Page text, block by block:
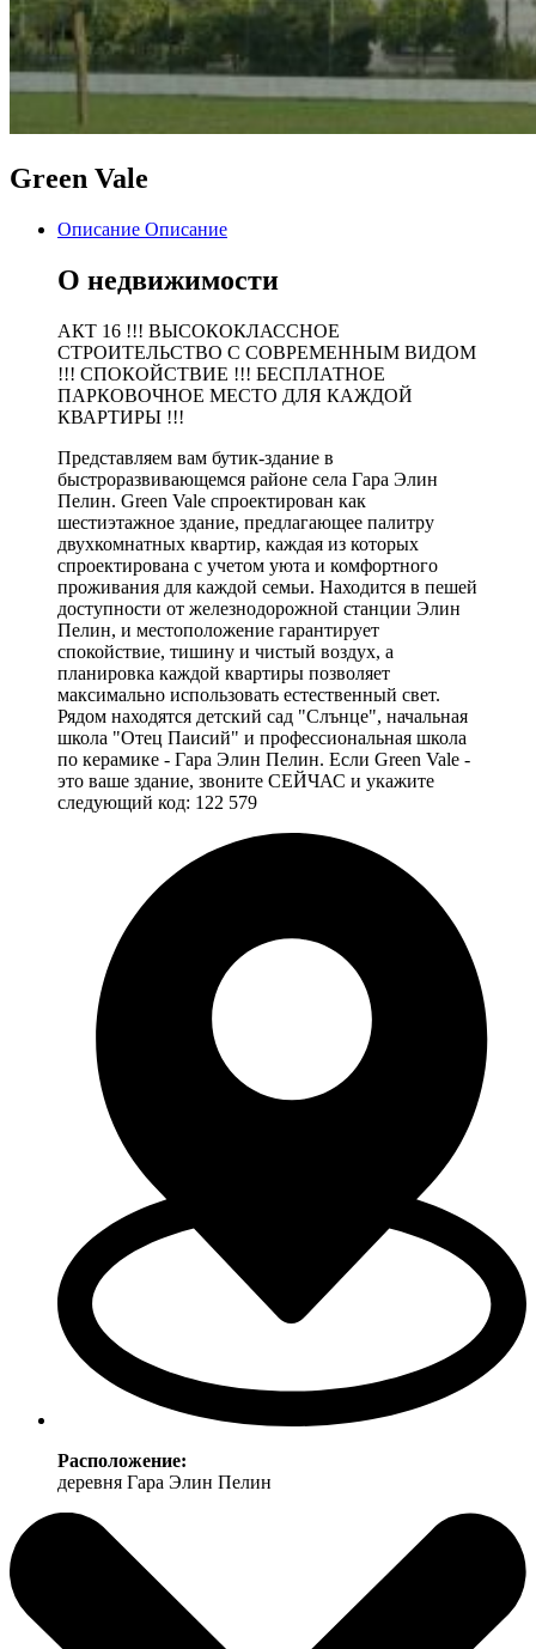
Green Vale
Описание Описание
О недвижимости
АКТ 16 !!! ВЫСОКОКЛАССНОЕ
СТРОИТЕЛЬСТВО С СОВРЕМЕННЫМ ВИДОМ
!!! СПОКОЙСТВИЕ !!! БЕСПЛАТНОЕ
ПАРКОВОЧНОЕ МЕСТО ДЛЯ КАЖДОЙ
КВАРТИРЫ !!!
Представляем вам бутик-здание в
быстроразвивающемся районе села Гара Элин
Пелин. Green Vale спроектирован как
шестиэтажное здание, предлагающее палитру
двухкомнатных квартир, каждая из которых
спроектирована с учетом уюта и комфортного
проживания для каждой семьи. Находится в пешей
доступности от железнодорожной станции Элин
Пелин, и местоположение гарантирует
спокойствие, тишину и чистый воздух, а
планировка каждой квартиры позволяет
максимально использовать естественный свет.
Рядом находятся детский сад "Слънце", начальная
школа "Отец Паисий" и профессиональная школа
по керамике - Гара Элин Пелин. Если Green Vale -
это ваше здание, звоните СЕЙЧАС и укажите
следующий код: 122 579
Расположение:
деревня Гара Элин Пелин